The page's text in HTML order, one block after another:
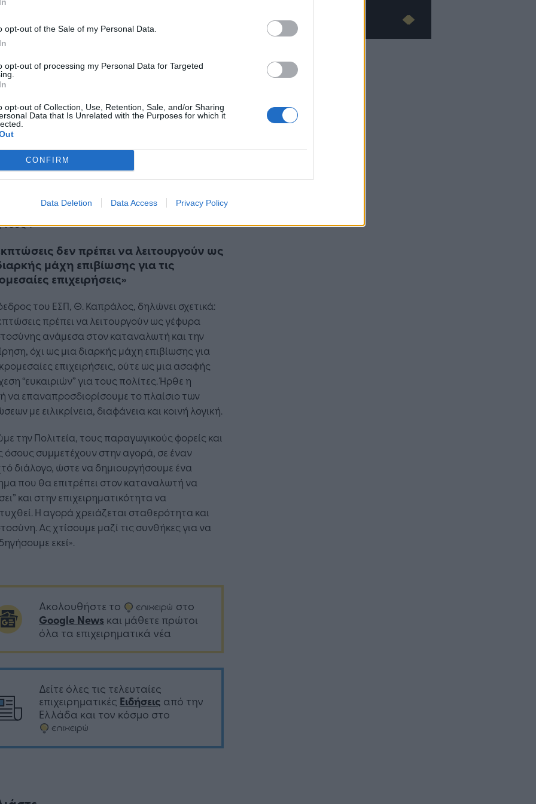
opt-out of the Sale of my Personal Data.
opt-out of processing my Personal Data for Targeted
opt-out of Collection, Use, Retention, Sale, and/or Sharing
Data that Is Unrelated with the Purposes for which it
CONFIRM
Data Deletion Data Access Privacy Policy
επιχειρήσεων. Οι εκπτώσεις πρέπει
εργαλείο ανάπτυξης και όχι να
χαρακτήρα διαρκούς πίεσης που
την αγορά και θολώνει την
αξία των προϊόντων.
δεν είναι απλώς να επαναπροσδιοριστούν
ή τα ποσοστά των εκπτώσεων, αλλά
ένα σταθερό περιβάλλον
στο οποίο οι καταναλωτές θα
ότι οι μειώσεις τιμών είναι πραγματικές
τις εξαναγκάζει σε συνεχή απαξίωση της
τους».
δεν πρέπει να λειτουργούν ως
μάχη επιβίωσης για τις
επιχειρήσεις»
του ΕΣΠ, Θ. Καπράλος, δηλώνει σχετικά:
πρέπει να λειτουργούν ως γέφυρα
ανάμεσα στον καταναλωτή και την
όχι ως μια διαρκής μάχη επιβίωσης για
επιχειρήσεις, ούτε ως μια ασαφής
“ευκαιριών” για τους πολίτες. Ήρθε η
να επαναπροσδιορίσουμε το πλαίσιο των
με ειλικρίνεια, διαφάνεια και κοινή λογική.
την Πολιτεία, τους παραγωγικούς φορείς και
όσους συμμετέχουν στην αγορά, σε έναν
διάλογο, ώστε να δημιουργήσουμε ένα
που θα επιτρέπει στον καταναλωτή να
και στην επιχειρηματικότητα να
Η αγορά χρειάζεται σταθερότητα και
Ας χτίσουμε μαζί τις συνθήκες για να
εκεί».
Ακολουθήστε το στο
Google News και μάθετε πρώτοι
όλα τα επιχειρηματικά νέα
Δείτε όλες τις τελευταίες
επιχειρηματικές Ειδήσεις από την
Ελλάδα και τον κόσμο στο
Advertorial